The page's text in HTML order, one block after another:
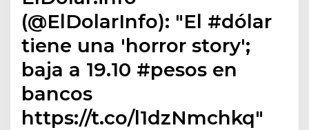
(@ElDolarInfo): "El #dólar
tiene una 'horror story';
baja a 19.10 #pesos en
bancos
https://t.co/l1dzNmchkq"